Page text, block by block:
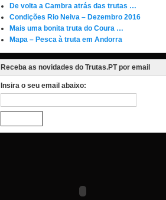
De volta a Cambra atrás das trutas …
Condições Rio Neiva – Dezembro 2016
Mais uma bonita truta do Coura …
Mapa – Pesca à truta em Andorra
Receba as novidades do Trutas.PT por email
Insira o seu email abaixo: